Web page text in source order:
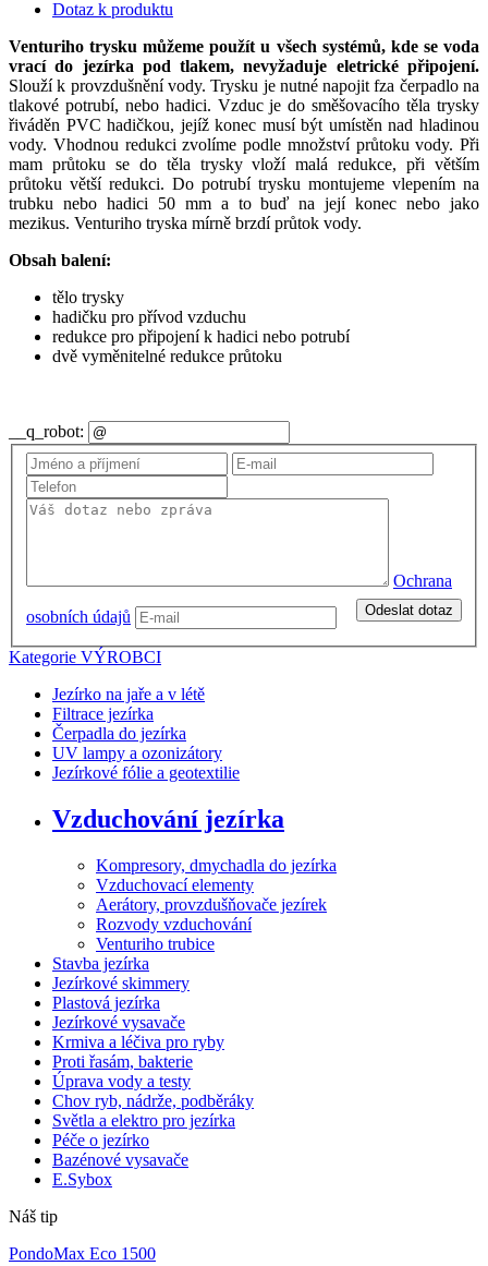
Dotaz k produktu
Venturiho trysku můžeme použít u všech systémů, kde se voda
vrací do jezírka pod tlakem, nevyžaduje eletrické připojení.
Slouží k provzdušnění vody. Trysku je nutné napojit fza čerpadlo na
tlakové potrubí, nebo hadici. Vzduc je do směšovacího těla trysky
řiváděn PVC hadičkou, jejíž konec musí být umístěn nad hladinou
vody. Vhodnou redukci zvolíme podle množství průtoku vody. Při
mam průtoku se do těla trysky vloží malá redukce, při větším
průtoku větší redukci. Do potrubí trysku montujeme vlepením na
trubku nebo hadici 50 mm a to buď na její konec nebo jako
mezikus. Venturiho tryska mírně brzdí průtok vody.
Obsah balení:
tělo trysky
hadičku pro přívod vzduchu
redukce pro připojení k hadici nebo potrubí
dvě vyměnitelné redukce průtoku
__q_robot:
Ochrana
osobních údajů
Odeslat dotaz
Kategorie VÝROBCI
Jezírko na jaře a v létě
Filtrace jezírka
Čerpadla do jezírka
UV lampy a ozonizátory
Jezírkové fólie a geotextilie
Vzduchování jezírka
Kompresory, dmychadla do jezírka
Vzduchovací elementy
Aerátory, provzdušňovače jezírek
Rozvody vzduchování
Venturiho trubice
Stavba jezírka
Jezírkové skimmery
Plastová jezírka
Jezírkové vysavače
Krmiva a léčiva pro ryby
Proti řasám, bakterie
Úprava vody a testy
Chov ryb, nádrže, podběráky
Světla a elektro pro jezírka
Péče o jezírko
Bazénové vysavače
E.Sybox
Náš tip
PondoMax Eco 1500